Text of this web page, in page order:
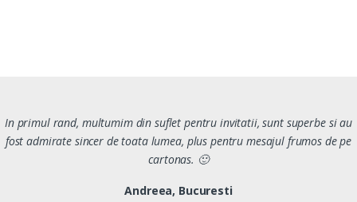
In primul rand, multumim din suflet pentru invitatii, sunt superbe si au
fost admirate sincer de toata lumea, plus pentru mesajul frumos de pe
cartonas. 🙂
Andreea, Bucuresti